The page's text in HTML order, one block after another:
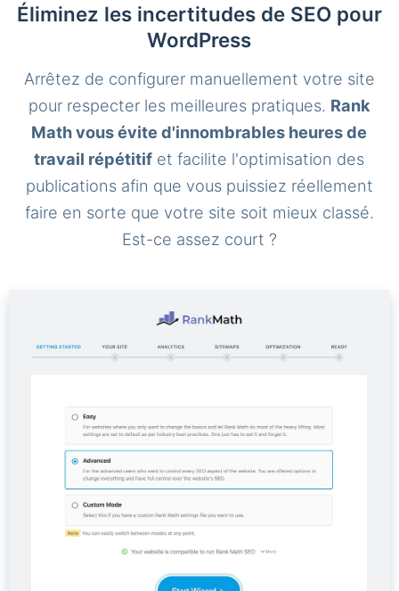
Éliminez les incertitudes de SEO pour
WordPress
Arrêtez de configurer manuellement votre site
pour respecter les meilleures pratiques. Rank
Math vous évite d'innombrables heures de
travail répétitif et facilite l'optimisation des
publications afin que vous puissiez réellement
faire en sorte que votre site soit mieux classé.
Est-ce assez court ?